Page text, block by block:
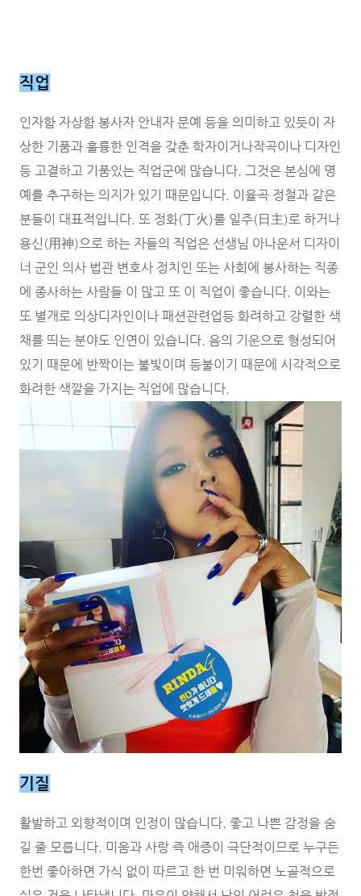
직업
인자함 자상함 봉사자 안내자 문예 등을 의미하고 있듯이 자
상한 기품과 훌륭한 인격을 갖춘 학자이거나작곡이나 디자인
등 고결하고 기품있는 직업군에 많습니다. 그것은 본심에 명
예를 추구하는 의지가 있기 때문입니다. 이율곡 정철과 같은
분들이 대표적입니다. 또 정화(丁火)를 일주(日主)로 하거나
용신(用神)으로 하는 자들의 직업은 선생님 아나운서 디자이
너 군인 의사 법관 변호사 정치인 또는 사회에 봉사하는 직종
에 종사하는 사람들 이 많고 또 이 직업이 좋습니다. 이와는
또 별개로 의상디자인이나 패션관련업등 화려하고 강렬한 색
채를 띄는 분야도 인연이 있습니다. 음의 기운으로 형성되어
있기 때문에 반짝이는 불빛이며 등불이기 때문에 시각적으로
화려한 색깔을 가지는 직업에 많습니다.
기질
활발하고 외향적이며 인정이 많습니다. 좋고 나쁜 감정을 숨
길 줄 모릅니다. 미움과 사랑 즉 애증이 극단적이므로 누구든
한번 좋아하면 가식 없이 따르고 한 번 미워하면 노골적으로